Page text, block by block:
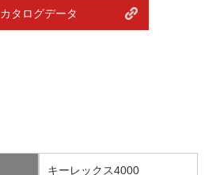
カタログデータ
キーレックス4000